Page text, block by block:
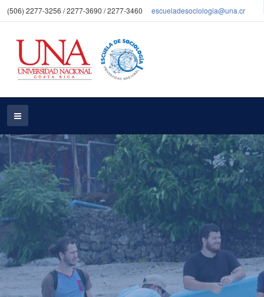
(506) 2277-3256 / 2277-3690 / 2277-3460 escueladesociologia@una.cr
Trabajos Finales de
graduación